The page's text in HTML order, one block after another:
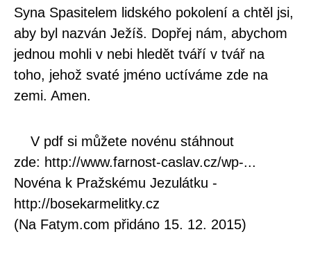
Syna Spasitelem lidského pokolení a chtěl jsi,
aby byl nazván Ježíš. Dopřej nám, abychom
jednou mohli v nebi hledět tváří v tvář na
toho, jehož svaté jméno uctíváme zde na
zemi. Amen.
V pdf si můžete novénu stáhnout
zde: http://www.farnost-caslav.cz/wp-...
Novéna k Pražskému Jezulátku -
http://bosekarmelitky.cz
(Na Fatym.com přidáno 15. 12. 2015)